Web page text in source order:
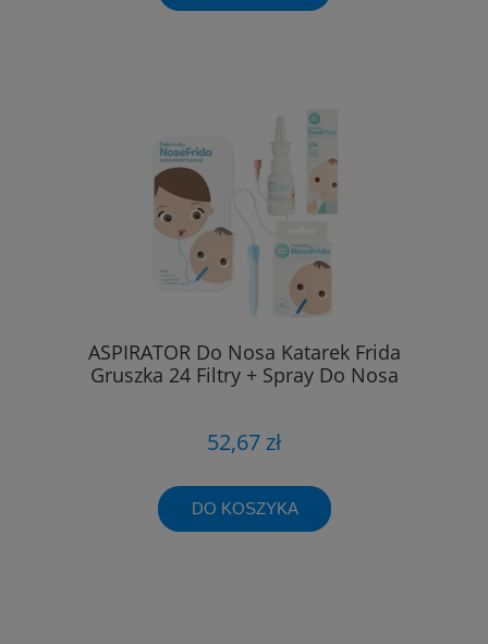
ASPIRATOR Do Nosa Katarek Frida
Gruszka 24 Filtry + Spray Do Nosa
52,67 zł
DO KOSZYKA